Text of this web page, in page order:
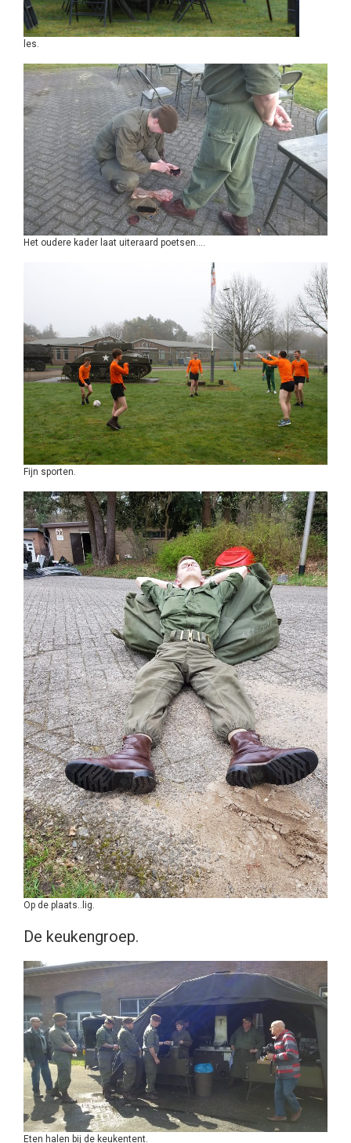
les.
Het oudere kader laat uiteraard poetsen….
Fijn sporten.
Op de plaats..lig.
De keukengroep.
Eten halen bij de keukentent.